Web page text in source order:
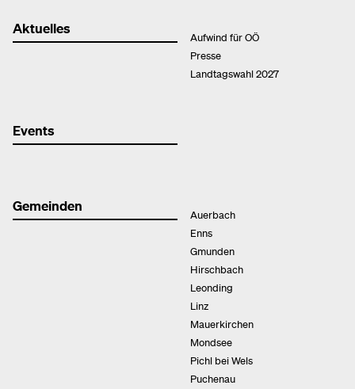
Aktuelles
Aufwind für OÖ
Presse
Landtagswahl 2027
Events
Gemeinden
Auerbach
Enns
Gmunden
Hirschbach
Leonding
Linz
Mauerkirchen
Mondsee
Pichl bei Wels
Puchenau